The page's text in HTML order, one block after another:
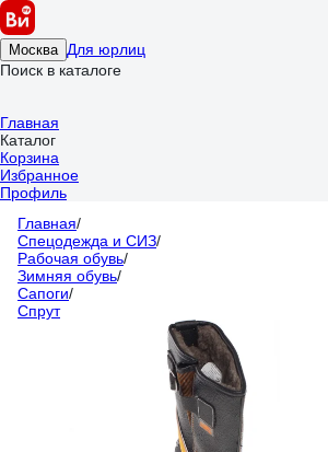
Москва Для юрлиц
Поиск в каталоге
Главная
Каталог
Корзина
Избранное
Профиль
Главная/
Спецодежда и СИЗ/
Рабочая обувь/
Зимняя обувь/
Сапоги/
Спрут